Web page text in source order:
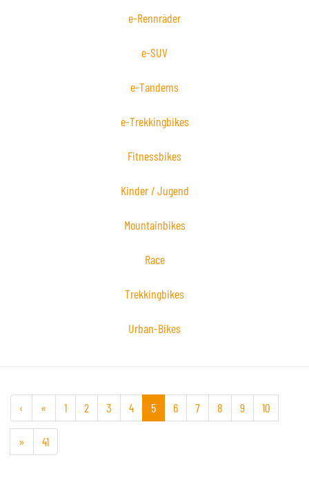
e-Rennräder
e-SUV
e-Tandems
e-Trekkingbikes
Fitnessbikes
Kinder / Jugend
Mountainbikes
Race
Trekkingbikes
Urban-Bikes
‹ « 1 2 3 4 5 6 7 8 9 10
» 41